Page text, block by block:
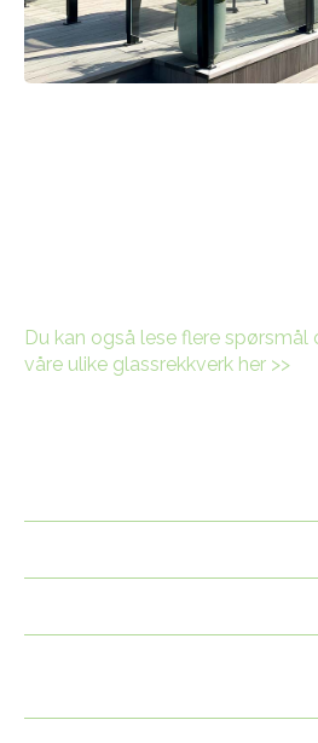
Du kan også lese flere
våre ulike glassrekkverk her >>